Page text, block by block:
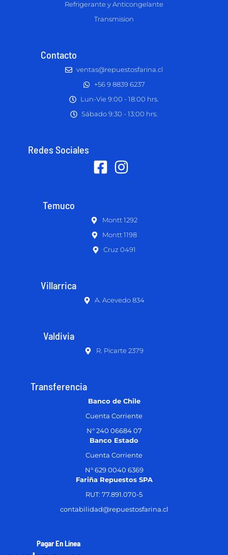
Refrigerante y Anticongelante
Transmision
Contacto
ventas@repuestosfarina.cl
+56 9 8839 6237
Lun-Vie 9:00 - 18:00 hrs.
Sábado 9:30 - 13:00 hrs.
Redes Sociales
Temuco
Montt 1292
Montt 1198
Cruz 0491
Villarrica
A. Acevedo 834
Valdivia
R. Picarte 2379
Transferencia
Banco de Chile
Cuenta Corriente
N° 240 06684 07
Banco Estado
Cuenta Corriente
N° 629 0040 6369
Fariña Repuestos SPA
RUT: 77.891.070-5
contabilidad@repuestosfarina.cl
Pagar En Línea